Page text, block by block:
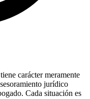
carácter meramente
jurídico
Cada situación es